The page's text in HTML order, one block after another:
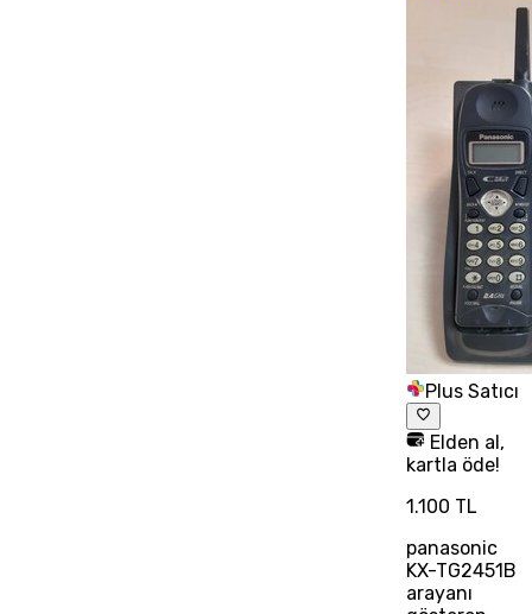
Plus Satıcı
Elden al,
kartla öde!
1.100 TL
panasonic
KX-TG2451B
arayanı